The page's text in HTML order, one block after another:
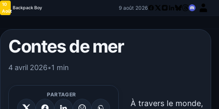
10
Août
Backpack Boy 9 août 2026
Contes de mer
4 avril 2026•1 min
PARTAGER
À travers le monde,